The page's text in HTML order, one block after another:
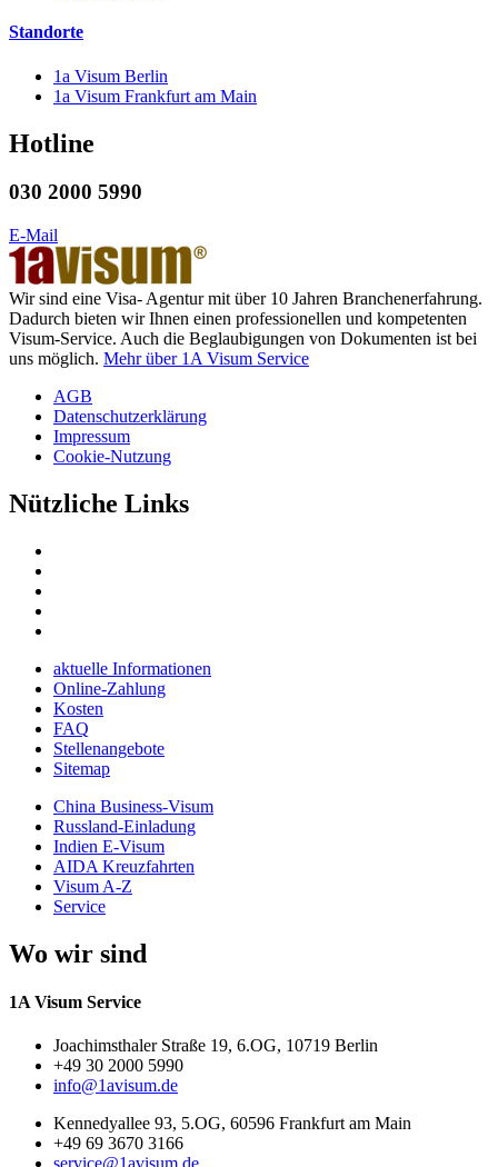
Standorte
1a Visum Berlin
1a Visum Frankfurt am Main
Hotline
030 2000 5990
E-Mail
Wir sind eine Visa- Agentur mit über 10 Jahren Branchenerfahrung.
Dadurch bieten wir Ihnen einen professionellen und kompetenten
Visum-Service. Auch die Beglaubigungen von Dokumenten ist bei
uns möglich. Mehr über 1A Visum Service
AGB
Datenschutzerklärung
Impressum
Cookie-Nutzung
Nützliche Links
aktuelle Informationen
Online-Zahlung
Kosten
FAQ
Stellenangebote
Sitemap
China Business-Visum
Russland-Einladung
Indien E-Visum
AIDA Kreuzfahrten
Visum A-Z
Service
Wo wir sind
1A Visum Service
Joachimsthaler Straße 19, 6.OG, 10719 Berlin
+49 30 2000 5990
info@1avisum.de
Kennedyallee 93, 5.OG, 60596 Frankfurt am Main
+49 69 3670 3166